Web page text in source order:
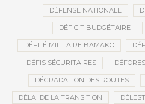
DÉFENSE NATIONALE
DÉFICIT BUDGÉTAIRE
DÉFILÉ MILITAIRE BAMAKO
DÉFIS SÉCURITAIRES
DÉGRADATION DES ROUTES
DÉLAI DE LA TRANSITION